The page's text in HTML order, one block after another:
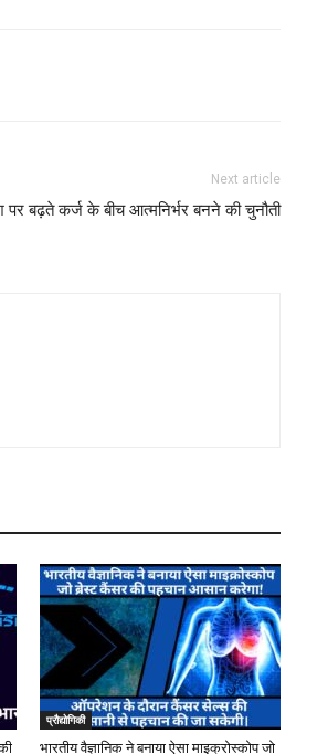
Next article
पर बढ़ते कर्ज के बीच आत्मनिर्भर बनने की चुनौती
प्रौद्योगिकी
भारतीय वैज्ञानिक ने बनाया ऐसा माइक्रोस्कोप जो